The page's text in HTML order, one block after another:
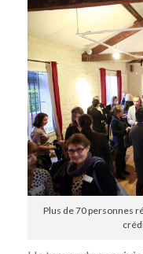
Plus de 70 personnes